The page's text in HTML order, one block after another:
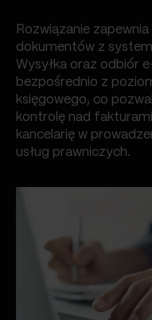
Rozwiązanie
dokumentów z
Wysyłka oraz odbiór
bezpośrednio z
księgowego, co
kontrolę nad
kancelarię w
usług prawniczych.